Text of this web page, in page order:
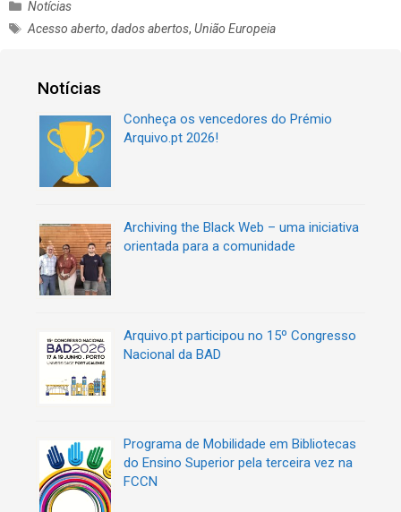
C
a
Notícias
E
Acesso aberto,dados abertos,União Europeia
Notícias
Conheça os vencedores do Prémio
Arquivo.pt 2026!
Archiving the Black Web – uma iniciativa
orientada para a comunidade
Arquivo.pt participou no 15º Congresso
Nacional da BAD
Programa de Mobilidade em Bibliotecas
do Ensino Superior pela terceira vez na
FCCN